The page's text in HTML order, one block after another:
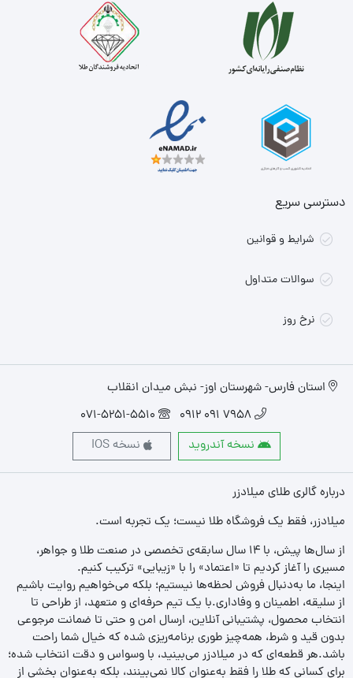
دسترسی سریع
شرایط و قوانین
سوالات متداول
نرخ روز
استان فارس- شهرستان اوز- نبش میدان انقلاب
7958 091 0912
071-5251-5510
نسخه آندروید
نسخه IOS
درباره گالری طلای میلادزر
میلادزر، فقط یک فروشگاه طلا نیست؛ یک تجربه‌ است.
از سال‌ها پیش، با ۱۴ سال سابقه‌ی تخصصی در صنعت طلا و جواهر،
مسیری را آغاز کردیم تا «اعتماد» را با «زیبایی» ترکیب کنیم.
اینجا، ما به‌دنبال فروش لحظه‌ها نیستیم؛ بلکه می‌خواهیم روایت باشیم
از سلیقه، اطمینان و وفاداری.با یک تیم حرفه‌ای و متعهد، از طراحی تا
انتخاب محصول، پشتیبانی آنلاین، ارسال امن و حتی تا ضمانت مرجوعی
بدون قید و شرط، همه‌چیز طوری برنامه‌ریزی شده که خیال شما راحت
باشد.هر قطعه‌ای که در میلادزر می‌بینید، با وسواس و دقت انتخاب شده؛
برای کسانی که طلا را فقط به‌عنوان کالا نمی‌بینند، بلکه به‌عنوان بخشی از